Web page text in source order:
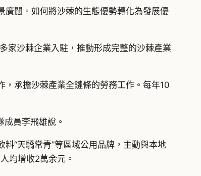
闊。如何將沙棘的生態優勢轉化為發展優
家沙棘企業入駐，推動形成完整的沙棘產業
承擔沙棘產業全鏈條的勞務工作。每年10
員李飛雄說。
“天驕常青”等區域公用品牌，主動與本地
均增收2萬余元。